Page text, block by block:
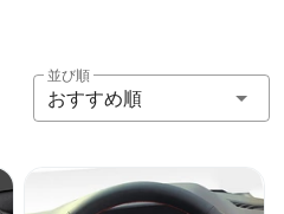
並び順
おすすめ順